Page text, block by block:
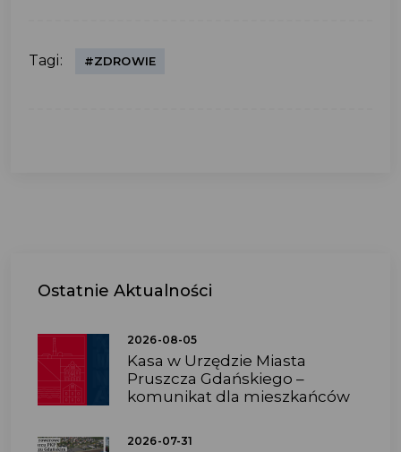
Tagi: #ZDROWIE
Ostatnie Aktualności
2026-08-05
Kasa w Urzędzie Miasta
Pruszcza Gdańskiego –
komunikat dla mieszkańców
2026-07-31